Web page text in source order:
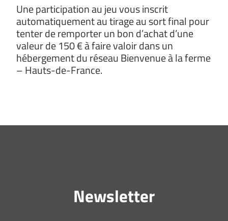
Une participation au jeu vous inscrit
automatiquement au tirage au sort final pour
tenter de remporter un bon d’achat d’une
valeur de 150 € à faire valoir dans un
hébergement du réseau Bienvenue à la ferme
– Hauts-de-France.
Newsletter